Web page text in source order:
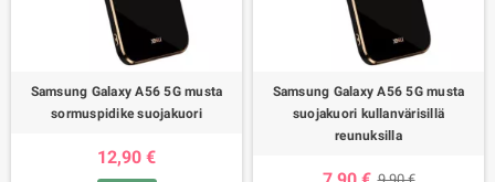
Samsung Galaxy A56 5G musta
sormuspidike suojakuori
12,90 €
Samsung Galaxy A56 5G musta
suojakuori kullanvärisillä
reunuksilla